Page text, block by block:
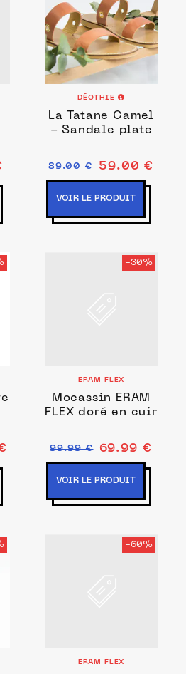
DÉOTHIE
La Tatane Camel
- Sandale plate
89.00 € 59.00 €
VOIR LE PRODUIT
-30%
ERAM FLEX
Mocassin ERAM
FLEX doré en cuir
99.99 € 69.99 €
VOIR LE PRODUIT
-60%
ERAM FLEX